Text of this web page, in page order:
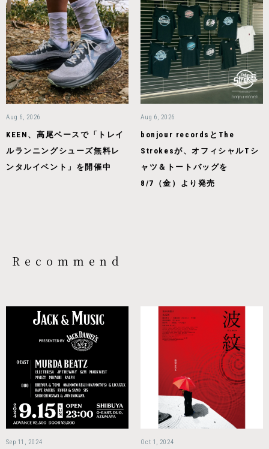
Aug 6, 2026
KEEN、高尾ベースで「トレイ
ルランニングシューズ無料レ
ンタルイベント」を開催中
Aug 6, 2026
bonjour recordsとThe
Strokesが、オフィシャルTシ
ャツ＆トートバッグを
8/7（金）より発売
Recommend
Sep 11, 2024 Oct 1, 2024